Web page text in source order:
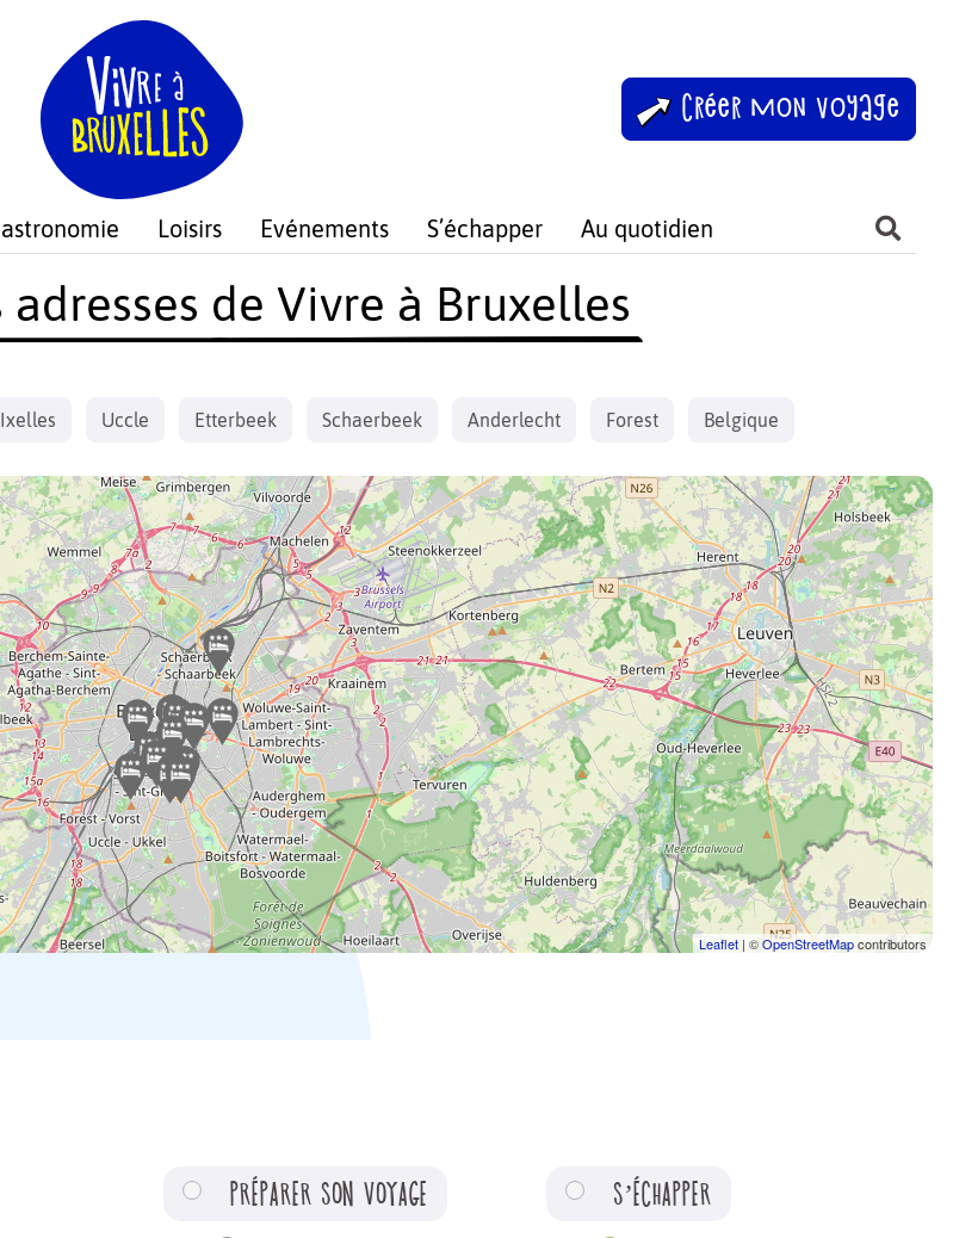
Créer mon voyage
Loisirs Evénements S’échapper Au quotidien
adresses de Vivre à Bruxelles
Ixelles Uccle Etterbeek Schaerbeek Anderlecht Forest Belgique
Leaflet | ©OpenStreetMapcontributors
PRÉPARER SON VOYAGE S’ÉCHAPPER